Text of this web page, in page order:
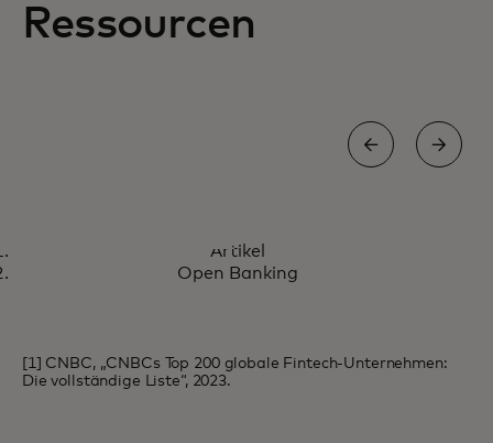
Ressourcen
Wie wir die Zukunft des
Zahlungsverkehrs mitgestalten
Erfahren Sie mehr
Artikel
Open Banking
[1] CNBC, „CNBCs Top 200 globale Fintech-Unternehmen:
Die vollständige Liste“, 2023.